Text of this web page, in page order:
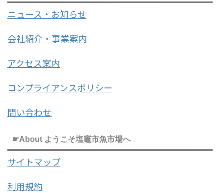
ニュース・お知らせ
会社紹介・事業案内
アクセス案内
コンプライアンスポリシー
問い合わせ
☛About ようこそ塩竈市魚市場へ
サイトマップ
利用規約